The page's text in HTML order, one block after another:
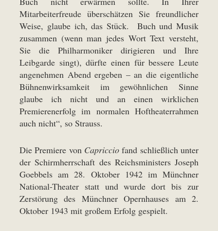
Mitarbeiterfreude überschätzen Sie freundlicher
Weise, glaube ich, das Stück. Buch und Musik
zusammen (wenn man jedes Wort Text versteht,
Sie die Philharmoniker dirigieren und Ihre
Leibgarde singt), dürfte einen für bessere Leute
angenehmen Abend ergeben – an die eigentliche
Bühnenwirksamkeit im gewöhnlichen Sinne
glaube ich nicht und an einen wirklichen
Premierenerfolg im normalen Hoftheaterrahmen
auch nicht“, so Strauss.
Die Premiere von Capriccio fand schließlich unter
der Schirmherrschaft des Reichsministers Joseph
Goebbels am 28. Oktober 1942 im Münchner
National-Theater statt und wurde dort bis zur
Zerstörung des Münchner Opernhauses am 2.
Oktober 1943 mit großem Erfolg gespielt.